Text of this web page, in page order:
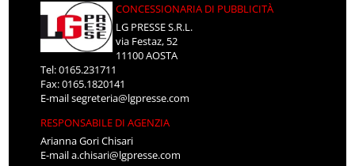
CONCESSIONARIA DI PUBBLICITÀ
LG PRESSE S.R.L.
via Festaz, 52
11100 AOSTA
Tel: 0165.231711
Fax: 0165.1820141
E-mailsegreteria@lgpresse.com
RESPONSABILE DI AGENZIA
Arianna Gori Chisari
E-maila.chisari@lgpresse.com